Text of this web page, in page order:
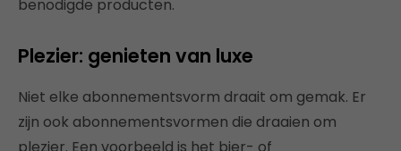
benodigde producten.
Plezier: genieten van luxe
Niet elke abonnementsvorm draait om gemak. Er
zijn ook abonnementsvormen die draaien om